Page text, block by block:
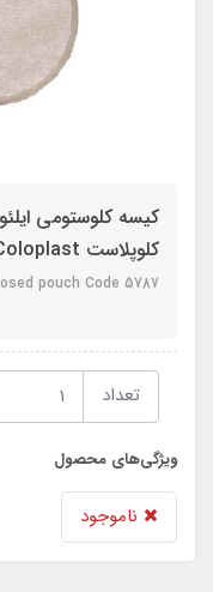
کیسه کلوستومی
کلوپلاست Coloplast کد 5787
pouch Code 5787
تعداد
ویژگی‌های محصول
ناموجود